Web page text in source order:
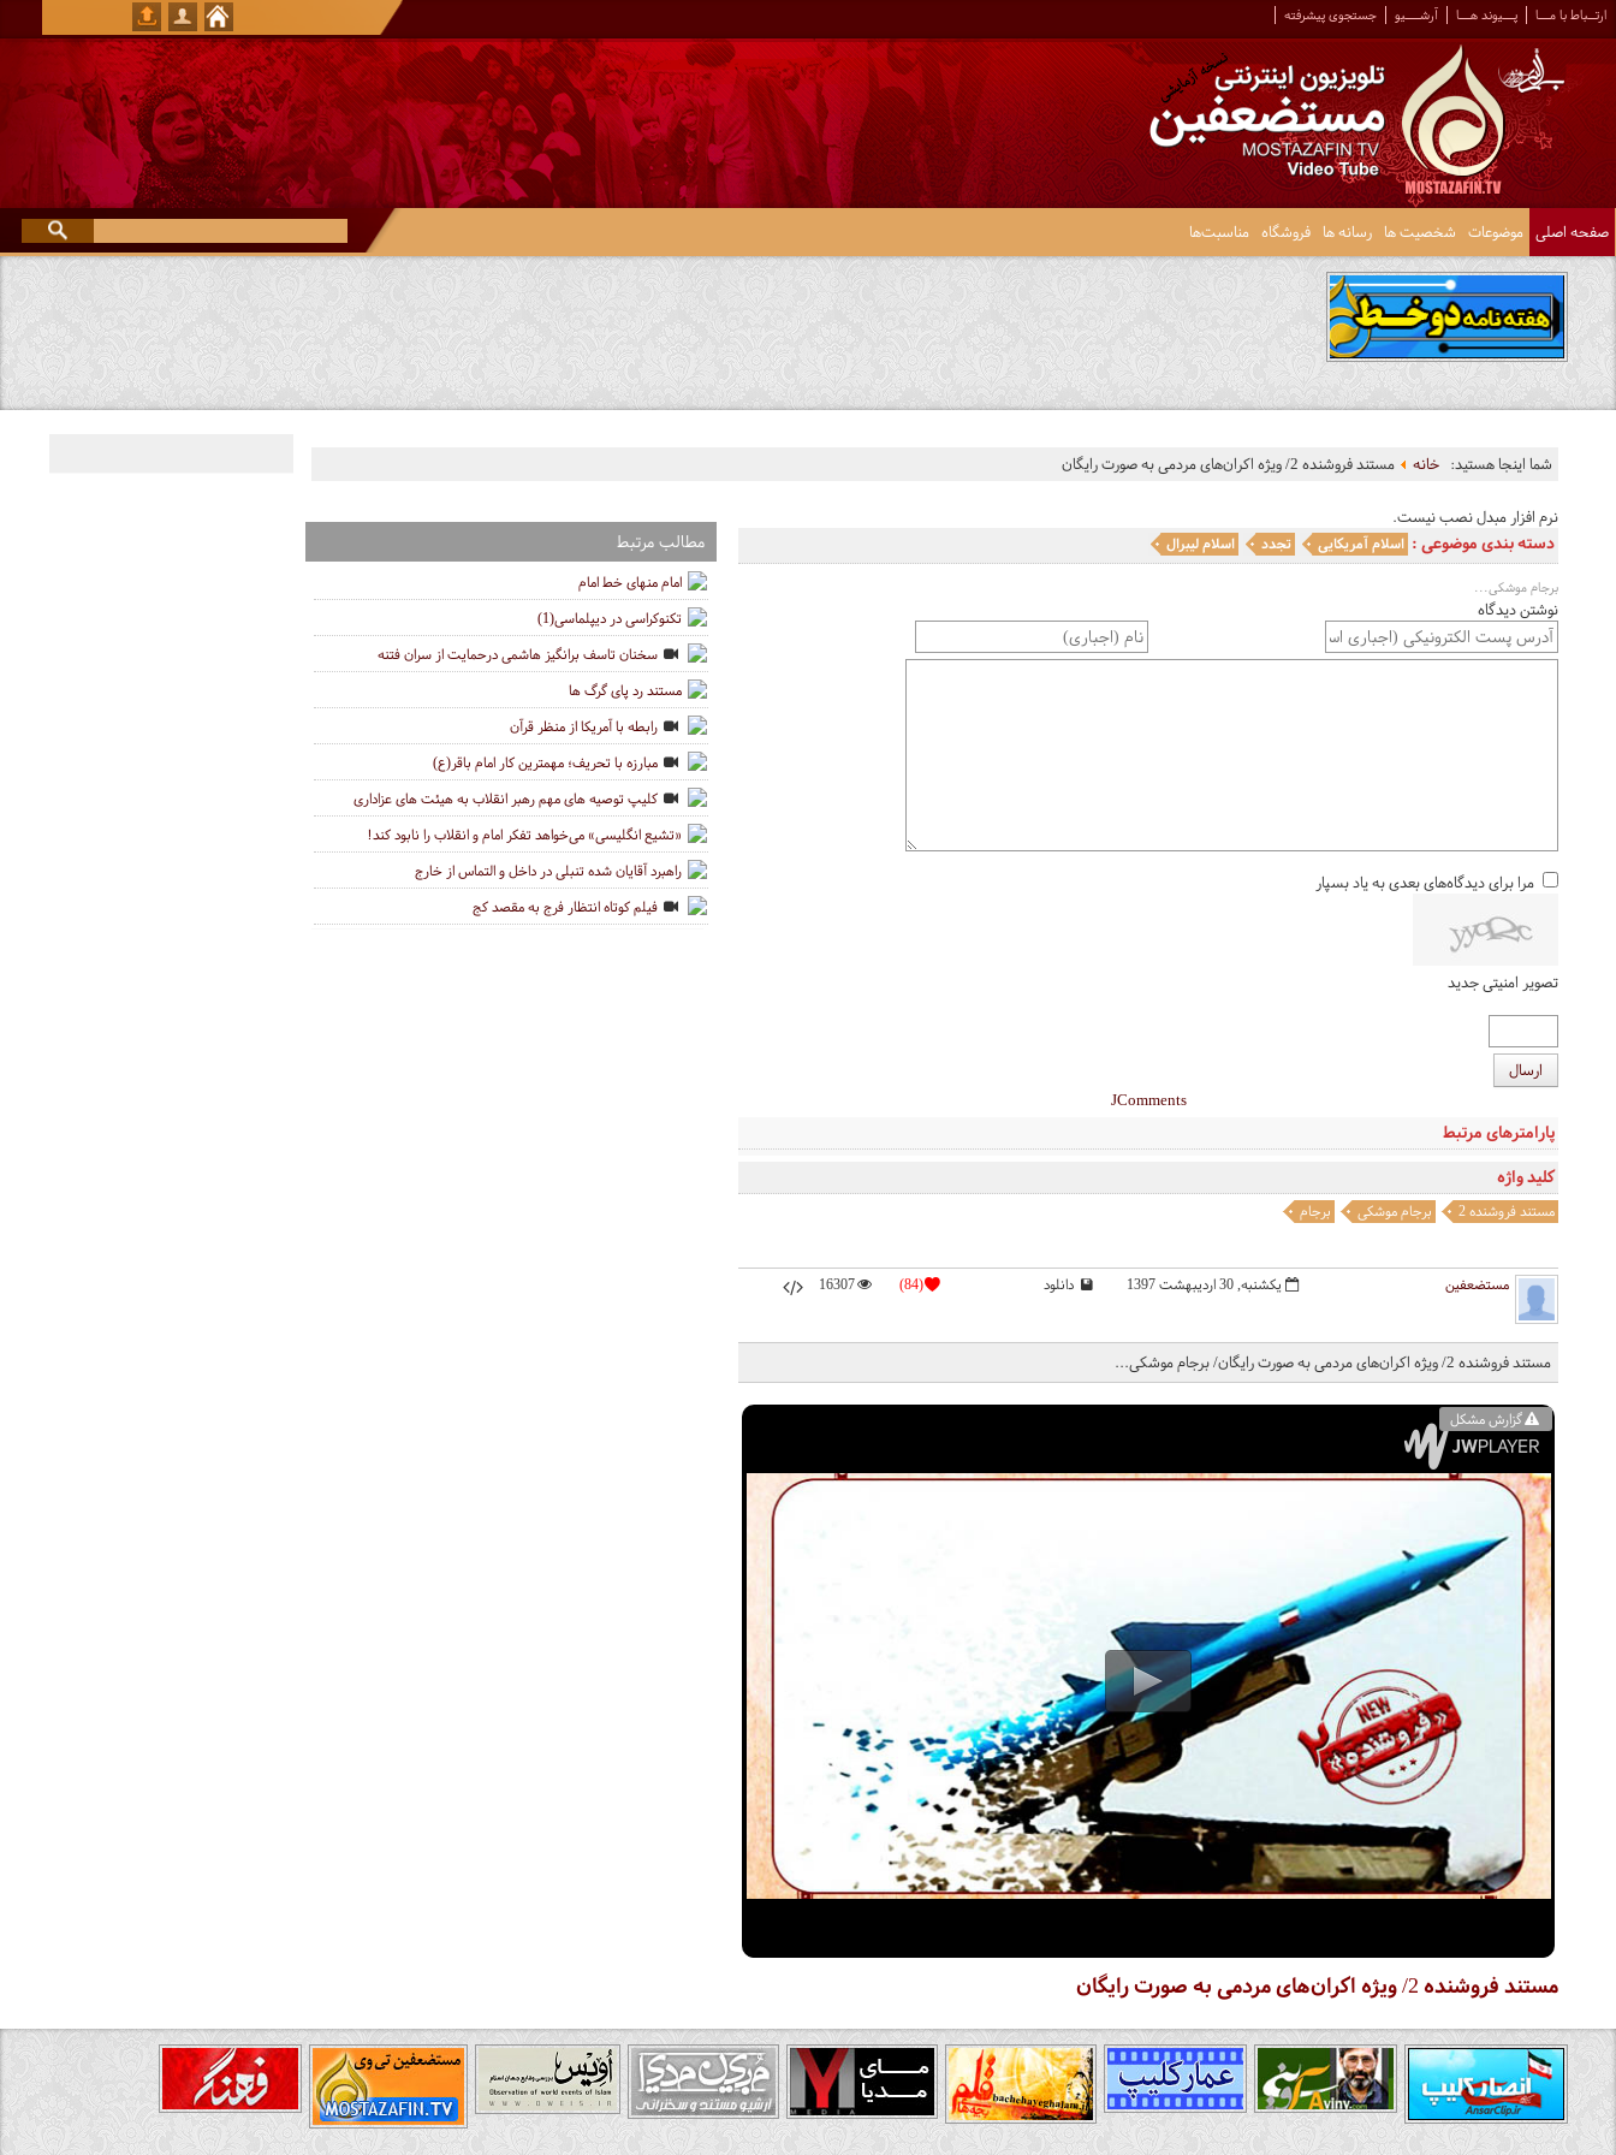
ارتــباط با مـــا پـــیوند هـــا آرشــــیو جستجوی پیشرفته
صفحه اصلی موضوعات شخصیت ها رسانه ها فروشگاه مناسبت‌ها
شما اینجا هستید: خانه مستند فروشنده 2/ ویژه اکران‌های مردمی به صورت رایگان
نرم افزار مبدل نصب نیست.
مطالب مرتبط
امام منهای خط امام
تکنوکراسی در دیپلماسی(1)
سخنان تاسف برانگیز هاشمی درحمایت از سران فتنه
مستند رد پای گرگ ها
رابطه با آمریکا از منظر قرآن
مبارزه با تحریف؛ مهمترین کار امام باقر(ع)
کلیپ توصیه های مهم رهبر انقلاب به هیئت های عزاداری
«تشیع انگلیسی» می‌خواهد تفکر امام و انقلاب را نابود کند!
راهبرد آقایان شده تنبلی در داخل و التماس از خارج
فیلم کوتاه انتظار فرج به مقصد کج
دسته بندی موضوعی : اسلام آمریکایی تجدد اسلام لیبرال
برجام موشکی...
مستند فروشنده 2/ ویژه اکران‌های مردمی به صورت رایگان
گزارش مشکل
مستند فروشنده 2/ ویژه اکران‌های مردمی به صورت رایگان/ برجام موشکی...
مستضعفین یکشنبه, 30 ارديبهشت 1397 دانلود (84)
16307
کلید واژه
مستند فروشنده 2 برجام موشکی برجام
پارامترهای مرتبط
نوشتن دیدگاه
مرا برای دیدگاه‌های بعدی به یاد بسپار
تصویر امنیتی جدید
ارسال
JComments